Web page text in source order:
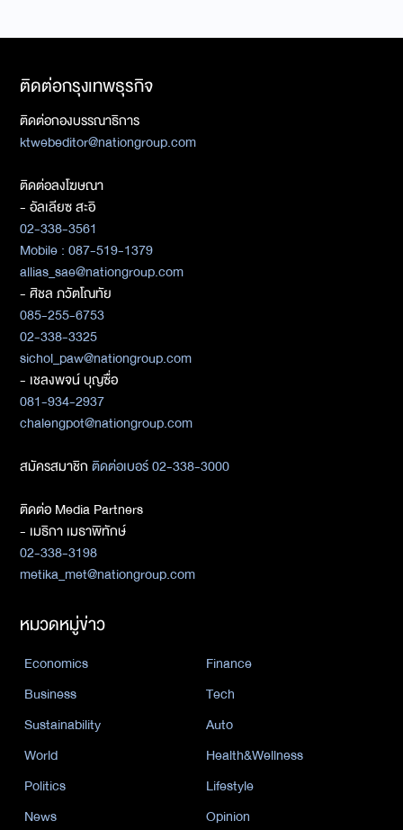
ติดต่อกรุงเทพธุรกิจ
ติดต่อกองบรรณาธิการ
ktwebeditor@nationgroup.com
ติดต่อลงโฆษณา
- อัลเลียซ สะอิ
02-338-3561
Mobile : 087-519-1379
allias_sae@nationgroup.com
- ศิชล ภวัตโณทัย
085-255-6753
02-338-3325
sichol_paw@nationgroup.com
- เชลงพจน์ บุญซื่อ
081-934-2937
chalengpot@nationgroup.com
สมัครสมาชิกติดต่อเบอร์ 02-338-3000
ติดต่อ Media Partners
- เมธิกา เมธาพิทักษ์
02-338-3198
metika_met@nationgroup.com
หมวดหมู่ข่าว
Economics
Finance
Business
Tech
Sustainability
Auto
World
Health&Wellness
Politics
Lifestyle
News
Opinion